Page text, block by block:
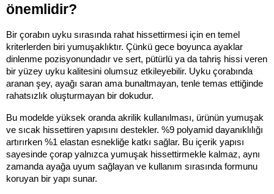
önemlidir?
Bir çorabın uyku sırasında rahat hissettirmesi için en temel
kriterlerden biri yumuşaklıktır. Çünkü gece boyunca ayaklar
dinlenme pozisyonundadır ve sert, pütürlü ya da tahriş hissi veren
bir yüzey uyku kalitesini olumsuz etkileyebilir. Uyku çorabında
aranan şey, ayağı saran ama bunaltmayan, tenle temas ettiğinde
rahatsızlık oluşturmayan bir dokudur.
Bu modelde yüksek oranda akrilik kullanılması, ürünün yumuşak
ve sıcak hissettiren yapısını destekler. %9 polyamid dayanıklılığı
artırırken %1 elastan esnekliğe katkı sağlar. Bu içerik yapısı
sayesinde çorap yalnızca yumuşak hissettirmekle kalmaz, aynı
zamanda ayağa uyum sağlayan ve kullanım sırasında formunu
koruyan bir yapı sunar.